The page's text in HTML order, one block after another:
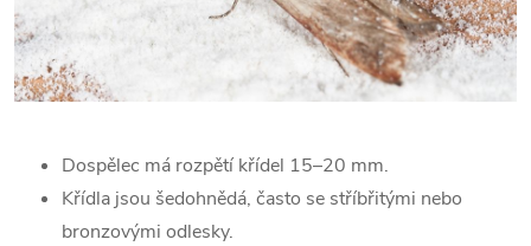
Dospělec má rozpětí křídel 15–20 mm.
Křídla jsou šedohnědá, často se stříbřitými nebo
bronzovými odlesky.